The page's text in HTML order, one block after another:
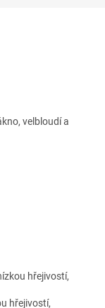
velbloudí a
hřejivostí,
hřejivostí,